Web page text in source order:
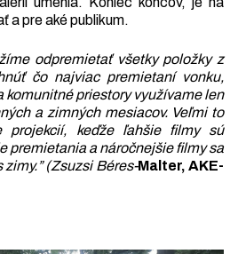
a pre aké publikum.
odpremietať všetky položky z
čo najviac premietaní vonku,
komunitné priestory využívame len
a zimných mesiacov. Veľmi to
projekcií, keďže ľahšie filmy sú
premietania a náročnejšie filmy sa
(Zsuzsi Béres-Malter, AKE-